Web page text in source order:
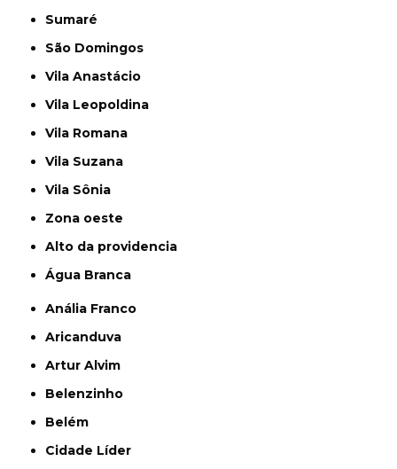
Sumaré
São Domingos
Vila Anastácio
Vila Leopoldina
Vila Romana
Vila Suzana
Vila Sônia
Zona oeste
alto da providencia
Água Branca
Anália Franco
Aricanduva
Artur Alvim
Belenzinho
Belém
Cidade Líder